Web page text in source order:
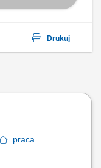
Drukuj
praca